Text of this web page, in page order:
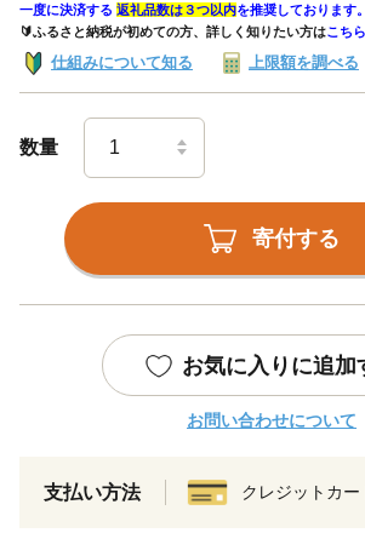
一度に決済する 返礼品数は３つ以内を推奨しております。
🔰ふるさと納税が初めての方、詳しく知りたい方はこちら
仕組みについて知る 上限額を調べる
数量
寄付する
お気に入りに追加
お問い合わせについて
支払い方法 クレジットカー